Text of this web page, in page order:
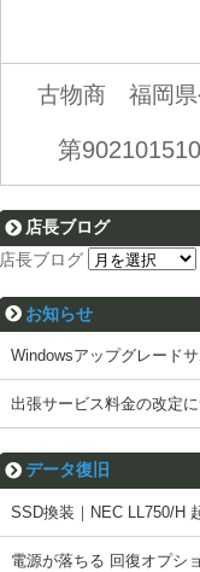
古物商 福岡県
第
店長ブログ
店長ブログ
お知らせ
Windowsアップグレード
出張サービス料金の改定
データ復旧
SSD換装｜NEC LL750/H
電源が落ちる 回復オプシ